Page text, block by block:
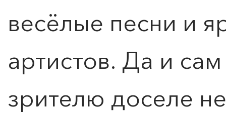
весёлые песни и
артистов. Да и
зрителю доселе